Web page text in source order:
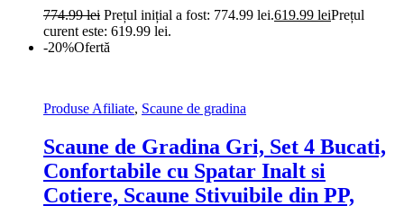
774.99lei Prețul inițial a fost: 774.99 lei.619.99 leiPrețul
curent este: 619.99 lei.
-20%Ofertă
Produse Afiliate, Scaune de gradina
Scaune de Gradina Gri, Set 4 Bucati,
Confortabile cu Spatar Inalt si
Cotiere, Scaune Stivuibile din PP,